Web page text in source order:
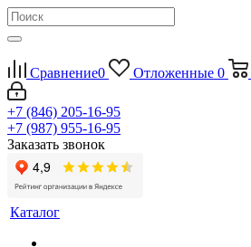
Сравнение0 Отложенные 0
+7 (846) 205-16-95
+7 (987) 955-16-95
Заказать звонок
Каталог